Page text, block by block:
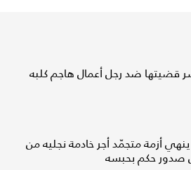
قضيتها ضد رجل أعمال هاجم كلبه
أزمة متجمّد أجر خادمة نجليه من
صدور حكم بحبسه